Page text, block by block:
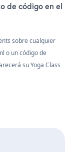
de código en el
sobre cualquier
o un código de
su Yoga Class